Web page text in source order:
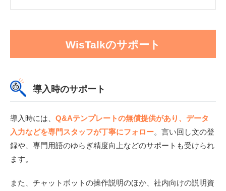
WisTalkのサポート
導入時のサポート
導入時には、 Q&Aテンプレートの無償提供があり、データ
入力などを専門スタッフが丁寧にフォロー。言い回し文の登
録や、専門用語のゆらぎ精度向上などのサポートも受けられ
ます。
また、チャットボットの操作説明のほか、社内向けの説明資